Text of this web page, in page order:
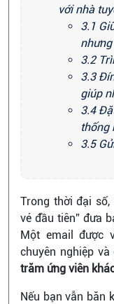
với nhà
3.1
3.2
3.3
giúp
3.4
thống
3.5
Trong thời đại số,
vé đầu tiên” đưa
Một email được
chuyên nghiệp và
trăm ứng viên
Nếu bạn vẫn băn